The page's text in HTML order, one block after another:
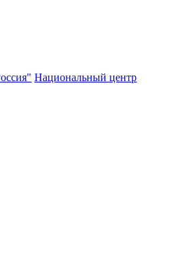
Национальный центр